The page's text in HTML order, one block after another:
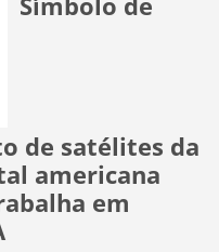
de satélites da
americana
em